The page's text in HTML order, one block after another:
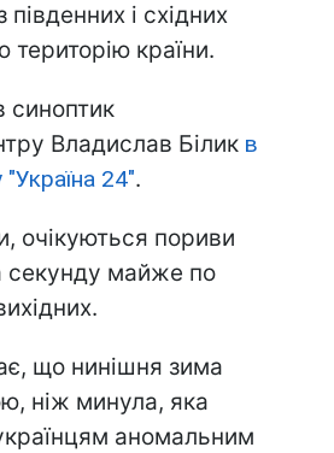
і східних
територію країни.
синоптик
Владислав Білик в
"Україна 24".
очікуються пориви
секунду майже по
що нинішня зима
ніж минула, яка
аномальним